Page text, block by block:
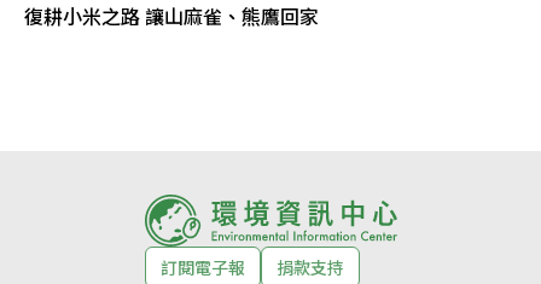
復耕小米之路 讓山麻雀、熊鷹回家
訂閱電子報 捐款支持